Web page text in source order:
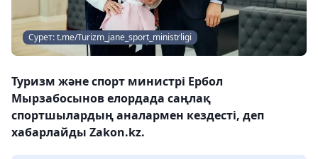
Сурет: t.me/Turizm_jane_sport_ministrligi
Туризм және спорт министрі Ербол
Мырзабосынов елордада саңлақ
спортшылардың аналармен кездесті, деп
хабарлайды Zakon.kz.